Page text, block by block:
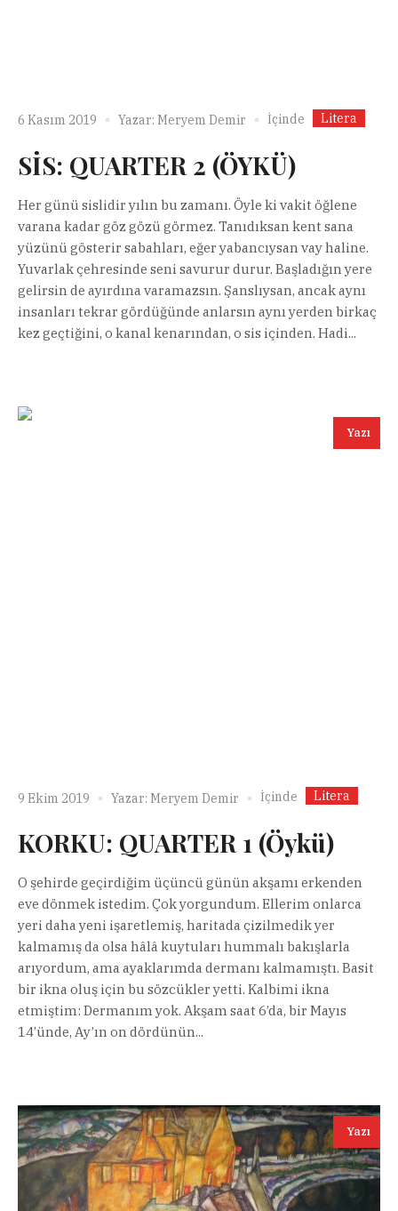
6 Kasım 2019 Yazar: Meryem Demir İçinde Litera
SİS: QUARTER 2 (ÖYKÜ)
Her günü sislidir yılın bu zamanı. Öyle ki vakit öğlene
varana kadar göz gözü görmez. Tanıdıksan kent sana
yüzünü gösterir sabahları, eğer yabancıysan vay haline.
Yuvarlak çehresinde seni savurur durur. Başladığın yere
gelirsin de ayırdına varamazsın. Şanslıysan, ancak aynı
insanları tekrar gördüğünde anlarsın aynı yerden birkaç
kez geçtiğini, o kanal kenarından, o sis içinden. Hadi...
Yazı
9 Ekim 2019 Yazar: Meryem Demir İçinde Litera
KORKU: QUARTER 1 (Öykü)
O şehirde geçirdiğim üçüncü günün akşamı erkenden
eve dönmek istedim. Çok yorgundum. Ellerim onlarca
yeri daha yeni işaretlemiş, haritada çizilmedik yer
kalmamış da olsa hâlâ kuytuları hummalı bakışlarla
arıyordum, ama ayaklarımda dermanı kalmamıştı. Basit
bir ikna oluş için bu sözcükler yetti. Kalbimi ikna
etmiştim: Dermanım yok. Akşam saat 6’da, bir Mayıs
14’ünde, Ay’ın on dördünün...
Yazı